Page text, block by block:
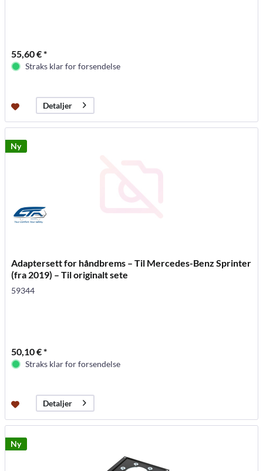
55,60 € *
Straks klar for forsendelse
Detaljer
Ny
Adaptersett for håndbrems – Til Mercedes-Benz Sprinter
(fra 2019) – Til originalt sete
59344
50,10 € *
Straks klar for forsendelse
Detaljer
Ny